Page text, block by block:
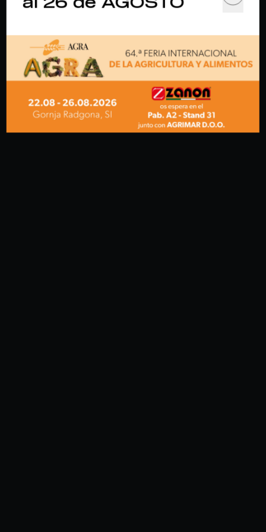
documento puede imprimirse utilizando el
comando de impresión de la configuración
de cualquier navegador.
al 26 de AGOSTO